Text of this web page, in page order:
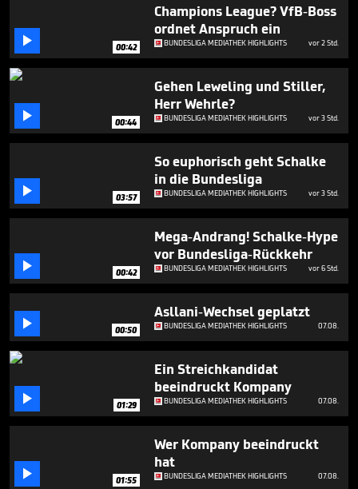
seconds
 00:42
Champions League? VfB-Boss
ordnet Anspruch ein
BUNDESLIGA MEDIATHEK HIGHLIGHTS vor 2 Std.
 00:44
Gehen Leweling und Stiller,
Herr Wehrle?
BUNDESLIGA MEDIATHEK HIGHLIGHTS vor 3 Std.
 03:57
So euphorisch geht Schalke
in die Bundesliga
BUNDESLIGA MEDIATHEK HIGHLIGHTS vor 3 Std.
 00:42
Mega-Andrang! Schalke-Hype
vor Bundesliga-Rückkehr
BUNDESLIGA MEDIATHEK HIGHLIGHTS vor 6 Std.
 00:50
Asllani-Wechsel geplatzt
BUNDESLIGA MEDIATHEK HIGHLIGHTS 07.08.
 01:29
Ein Streichkandidat
beeindruckt Kompany
BUNDESLIGA MEDIATHEK HIGHLIGHTS 07.08.
 01:55
Wer Kompany beeindruckt
hat
BUNDESLIGA MEDIATHEK HIGHLIGHTS 07.08.